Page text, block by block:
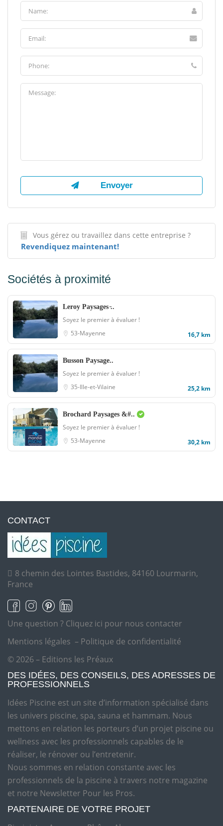
Vous gérez ou travaillez dans cette entreprise ?
Revendiquez maintenant!
Sociétés à proximité
Leroy Paysages ̵..
Soyez le premier à évaluer !
53-Mayenne
16,7 km
Busson Paysage..
Soyez le premier à évaluer !
35-Ille-et-Vilaine
25,2 km
Brochard Paysages &#..
Soyez le premier à évaluer !
53-Mayenne
30,2 km
CONTACT
8 chemin des Lointes Bastides, 84160 Lourmarin,
France
Une question ? Cliquez ici pour nous contacter
Mentions légales – Politique de confidentialité
© 2026 – Editions les Préaux
DES IDÉES, DES CONSEILS, DES ADRESSES DE
PROFESSIONNELS
Idées Piscine est un site d’information spécialisé dans
les univers piscine, spa, sauna et hammam. Nous
mettons en relation les porteurs d’un projet piscine ou
wellness avec les professionnels capables de le
réaliser, le rénover ou l’entretenir.
Nous sommes en relation constante avec les
professionnels de la piscine à travers notre magazine
et notre Newsletter Pour les Pros.
PARTENAIRE DE VOTRE PROJET